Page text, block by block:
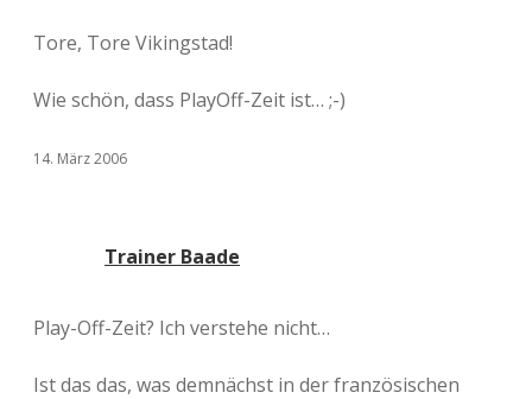
Tore, Tore Vikingstad!
Wie schön, dass PlayOff-Zeit ist… ;-)
14. März 2006
Trainer Baade
Play-Off-Zeit? Ich verstehe nicht…
Ist das das, was demnächst in der französischen